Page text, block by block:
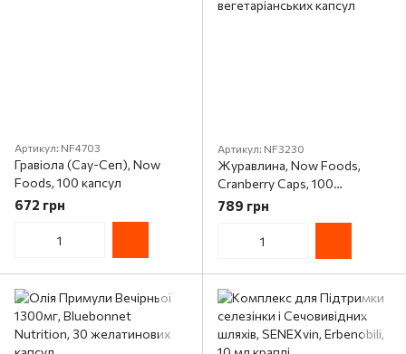
Артикул: NF4703
Гравіола (Сау-Сеп), Now
Foods, 100 капсул
672 грн
Артикул: NF3230
Журавлина, Now Foods,
Cranberry Caps, 100
вегетаріанських капсул
789 грн